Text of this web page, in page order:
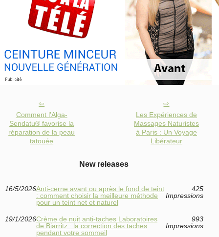
Comment l'Alga-
Sendatu® favorise la
réparation de la peau
tatouée
Les Expériences de
Massages Naturistes
à Paris : Un Voyage
Libérateur
New releases
16/5/2026Anti‑cerne avant ou après le fond de teint
: comment choisir la meilleure méthode
pour un teint net et naturel
425
Impressions
19/1/2026Crème de nuit anti-taches Laboratoires
de Biarritz : la correction des taches
pendant votre sommeil
993
Impressions